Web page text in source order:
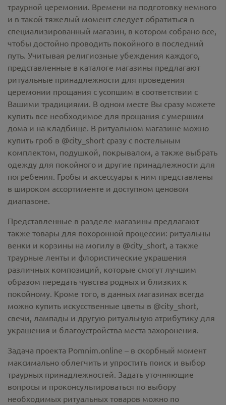
траурной церемонии. Времени на подготовку немного
и в такой тяжелый момент следует обратиться в
специализированный магазин, в котором собрано все,
чтобы достойно проводить покойного в последний
путь. Учитывая религиозные убеждения каждого,
представленные в каталоге магазины предлагают
ритуальные принадлежности для проведения
церемонии прощания с усопшим в соответствии с
Вашими традициями. В одном месте Вы сразу можете
купить все необходимое для прощания с умершим
дома и на кладбище. В ритуальном магазине можно
купить гроб в @city_short сразу с постельным
комплектом, подушкой, покрывалом, а также выбрать
одежду для покойного и другие принадлежности для
погребения. Гробы и аксессуары к ним представлены
в широком ассортименте и доступном ценовом
диапазоне.
Представленные в разделе магазины предлагают
также товары для похоронной процессии: ритуальны
венки и корзины на могилу в @city_short, а также
траурные ленты и флористические украшения
различных композиций, которые смогут лучшим
образом передать чувства родных и близких к
покойному. Кроме того, в данных магазинах всегда
можно купить искусственные цветы в @city_short,
свечи, лампады и другую ритуальную атрибутику для
украшения и благоустройства места захоронения.
Задача проекта Pomnim.online – в скорбный момент
максимально облегчить и упростить поиск и выбор
траурных принадлежностей. Задать уточняющие
вопросы и проконсультироваться по выбору
необходимых ритуальных товаров можно по